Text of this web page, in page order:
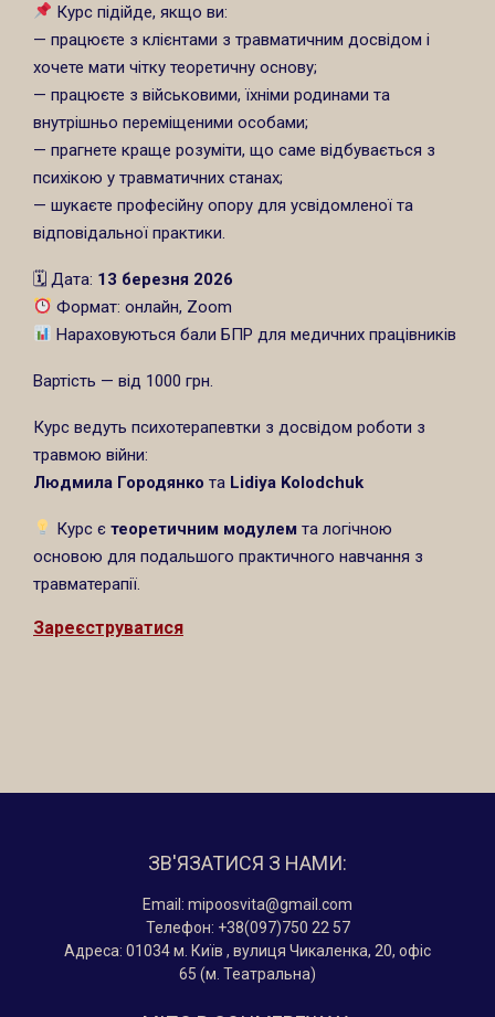
Курс підійде, якщо ви:
— працюєте з клієнтами з травматичним досвідом і
хочете мати чітку теоретичну основу;
— працюєте з військовими, їхніми родинами та
внутрішньо переміщеними особами;
— прагнете краще розуміти, що саме відбувається з
психікою у травматичних станах;
— шукаєте професійну опору для усвідомленої та
відповідальної практики.
🗓 Дата: 13 березня 2026
Формат: онлайн, Zoom
Нараховуються бали БПР для медичних працівників
Вартість — від 1000 грн.
Курс ведуть психотерапевтки з досвідом роботи з
травмою війни:
Людмила Городянко та Lidiya Kolodchuk
Курс єтеоретичним модулем та логічною
основою для подальшого практичного навчання з
травматерапії.
Зареєструватися
ЗВ'ЯЗАТИСЯ З НАМИ:
Email: mipoosvita@gmail.com
Телефон: +38(097)750 22 57
Адреса: 01034 м. Київ , вулиця Чикаленка, 20, офіс
65 (м. Театральна)